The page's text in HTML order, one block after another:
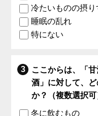
冷たいものの摂り
睡眠の乱れ
特にない
ここからは、「
酒」に対して、
か？（複数選択可
冬に飲むもの